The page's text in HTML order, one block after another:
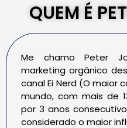
QUEM É
Me chamo Peter
marketing orgânico
canal Ei Nerd (O maior
mundo, com mais de
por 3 anos
considerado o maior